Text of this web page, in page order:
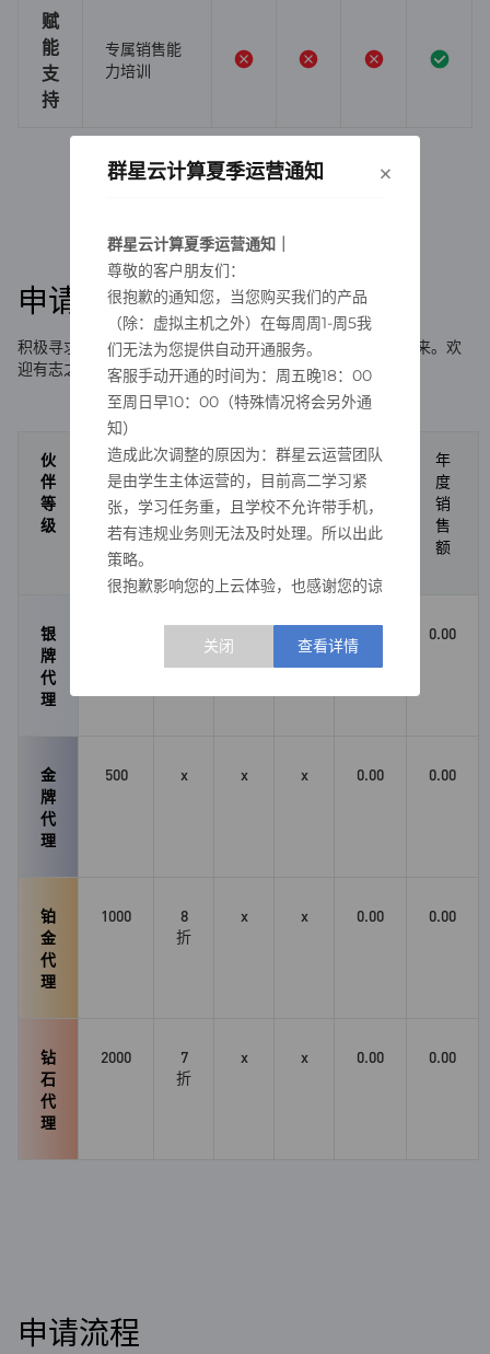
赋
能
支
持
专属销售能
力培训
申请要求
积极寻求与各行各业的优秀合作伙伴合作，共同打造智慧未来。欢
迎有志之士加入我们的大家庭，共同创造美好！
伙
伴
等
级
预存
金额
产
品
折
扣
公
司
规
模
标
专
职
团
队
人
季
度
销
售
额
年
度
销
售
额
银
牌
代
理
0.00 0.00
金
牌
代
理
500 x x x 0.00 0.00
铂
金
代
理
1000
8
折
x x 0.00 0.00
钻
石
代
理
2000
7
折
x x 0.00 0.00
申请流程
群星云计算夏季运营通知
群星云计算夏季运营通知｜
尊敬的客户朋友们：
很抱歉的通知您，当您购买我们的产品
（除：虚拟主机之外）在每周周1-周5我
们无法为您提供自动开通服务。
客服手动开通的时间为：周五晚18：00
至周日早10：00（特殊情况将会另外通
知）
造成此次调整的原因为：群星云运营团队
是由学生主体运营的，目前高二学习紧
张，学习任务重，且学校不允许带手机，
若有违规业务则无法及时处理。所以出此
策略。
很抱歉影响您的上云体验，也感谢您的谅
——群星云运营团队 2026年4月25日
×